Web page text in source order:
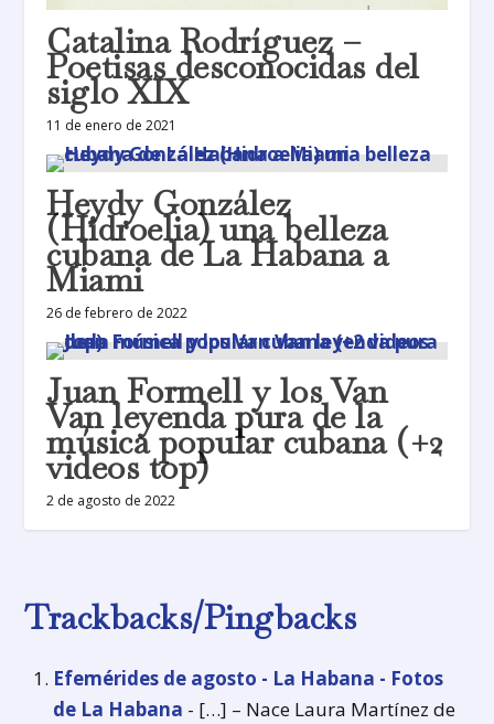
Catalina Rodríguez –
Poetisas desconocidas del
siglo XIX
11 de enero de 2021
Heydy González
(Hidroelia) una belleza
cubana de La Habana a
Miami
26 de febrero de 2022
Juan Formell y los Van
Van leyenda pura de la
música popular cubana (+2
videos top)
2 de agosto de 2022
Trackbacks/Pingbacks
Efemérides de agosto - La Habana - Fotos
de La Habana - […] – Nace Laura Martínez de